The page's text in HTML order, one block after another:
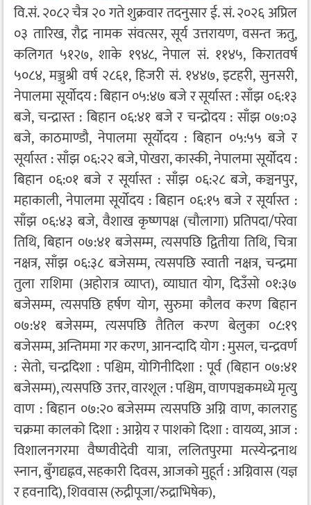
वि.सं. २०८२ चैत्र २० गते शुक्रवार तदनुसार ई. सं. २०२६ अप्रिल
०३ तारिख, रौद्र नामक संवत्सर, सूर्य उत्तरायण, वसन्त ऋतु,
कलिगत ५१२७, शाके १९४८, नेपाल सं. ११४५, किरातवर्ष
५०८४, मञ्जुश्री वर्ष २८६१, हिजरी सं. १४४७, इटहरी, सुनसरी,
नेपालमा सूर्योदय : बिहान ०५:४७ बजे र सूर्यास्त : साँझ ०६:१३
बजे, चन्द्रास्त : बिहान ०६:४१ बजे र चन्द्रोदय : साँझ ०७:०३
बजे, काठमाण्डौ, नेपालमा सूर्योदय : बिहान ०५:५५ बजे र
सूर्यास्त : साँझ ०६:२२ बजे, पोखरा, कास्की, नेपालमा सूर्योदय :
बिहान ०६:०१ बजे र सूर्यास्त : साँझ ०६:२८ बजे, कञ्चनपुर,
महाकाली, नेपालमा सूर्योदय : बिहान ०६:१५ बजे र सूर्यास्त :
साँझ ०६:४३ बजे, वैशाख कृष्णपक्ष (चौलागा) प्रतिपदा/परेवा
तिथि, बिहान ०७:४१ बजेसम्म, त्यसपछि द्वितीया तिथि, चित्रा
नक्षत्र, साँझ ०६:३८ बजेसम्म, त्यसपछि स्वाती नक्षत्र, चन्द्रमा
तुला राशिमा (अहोरात्र व्याप्त), व्याघात योग, दिउँसो ०१:३७
बजेसम्म, त्यसपछि हर्षण योग, सुरुमा कौलव करण बिहान
०७:४१ बजेसम्म, त्यसपछि तैतिल करण बेलुका ०८:१९
बजेसम्म, अन्तिममा गर करण, आनन्दादि योग : मुसल, चन्द्रवर्ण
: सेतो, चन्द्रदिशा : पश्चिम, योगिनीदिशा : पूर्व (बिहान ०७:४१
बजेसम्म), त्यसपछि उत्तर, वारशूल : पश्चिम, वाणपञ्चकमध्ये मृत्यु
वाण : बिहान ०७:२० बजेसम्म त्यसपछि अग्नि वाण, कालराहु
चक्रमा कालको दिशा : आग्नेय र पाशको दिशा : वायव्य, आज :
विशालनगरमा वैष्णवीदेवी यात्रा, ललितपुरमा मत्स्येन्द्रनाथ
स्नान, बुँगद्यह्नव, सहकारी दिवस, आजको मुहूर्त : अग्निवास (यज्ञ
र हवनादि), शिववास (रुद्रीपूजा/रुद्राभिषेक),